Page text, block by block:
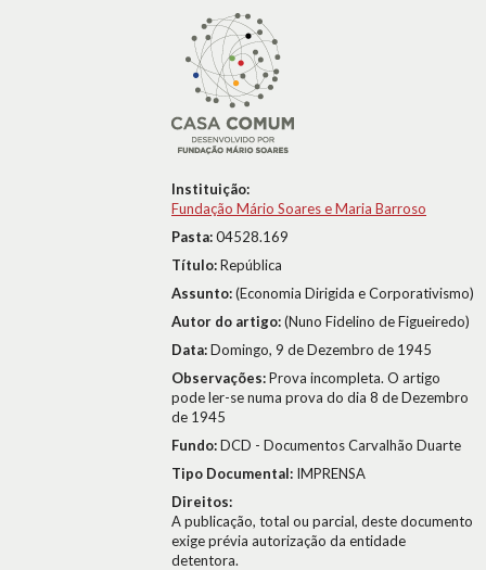
Instituição:
Fundação Mário Soares e Maria Barroso
Pasta:04528.169
Título:República
Assunto:(Economia Dirigida e Corporativismo)
Autor do artigo:(Nuno Fidelino de Figueiredo)
Data:Domingo, 9 de Dezembro de 1945
Observações:Prova incompleta. O artigo
pode ler-se numa prova do dia 8 de Dezembro
de 1945
Fundo:DCD - Documentos Carvalhão Duarte
Tipo Documental: IMPRENSA
Direitos:
A publicação, total ou parcial, deste documento
exige prévia autorização da entidade
detentora.